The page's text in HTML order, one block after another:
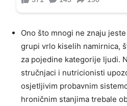
Ono što mnogi ne znaju
grupi vrlo kiselih namirnica,
za pojedine kategorije ljudi.
stručnjaci i nutricionisti
osjetljivim probavnim
hroničnim stanjima trebale